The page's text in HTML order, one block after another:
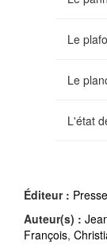
Le
Le
L'état
Éditeur :
Auteur(s) :
François,